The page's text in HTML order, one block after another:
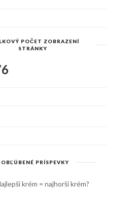
POČET ZOBRAZENÍ
STRÁNKY
OBĽÚBENÉ PRÍSPEVKY
krém = najhorší krém?